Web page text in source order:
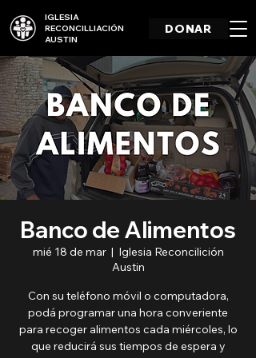
DONAR
IGLESIA
RECONCILLIACIÓN
AUSTIN
Banco de Alimentos
mié 18 de mar
  |
Iglesia Reconcilición
Austin
Con su teléfono móvil o computadora,
podá programar una hora converiente
para recoger alimentos cada miércoles, lo
que reducirá sus tiempos de espera y